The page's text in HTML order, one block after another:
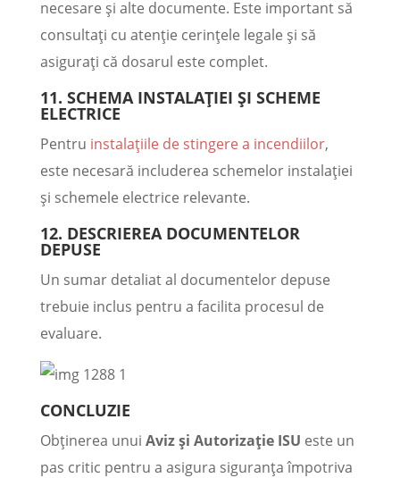
necesare și alte documente. Este important să
consultați cu atenție cerințele legale și să
asigurați că dosarul este complet.
11. SCHEMA INSTALAȚIEI ȘI SCHEME
ELECTRICE
Pentru instalațiile de stingere a incendiilor,
este necesară includerea schemelor instalației
și schemele electrice relevante.
12. DESCRIEREA DOCUMENTELOR
DEPUSE
Un sumar detaliat al documentelor depuse
trebuie inclus pentru a facilita procesul de
evaluare.
CONCLUZIE
Obținerea unui Aviz și Autorizație ISU este un
pas critic pentru a asigura siguranța împotriva